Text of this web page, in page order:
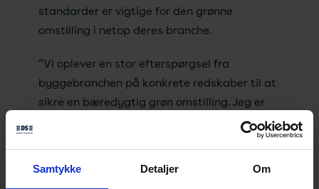
Samtykke Detaljer Om
standarder er vigtige for den grønne
omstilling i netop deres branche.
”Vi oplever en stor efterspørgsel fra
byggebranchen på konkrete redskaber til at
sikre en bæredygtig grøn omstilling. Jeg er
undersøgelsen peger på, at standarder er
den enkelte virksomhed – både når det